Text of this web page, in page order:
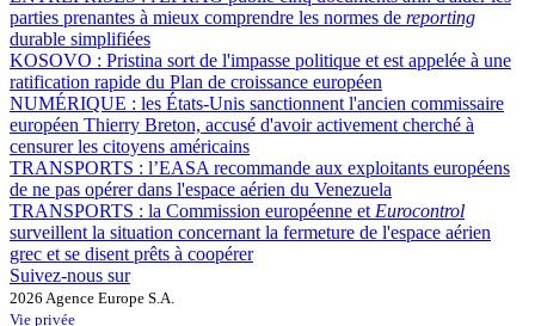
parties prenantes à mieux comprendre les normes de reporting
durable simplifiées
KOSOVO : Pristina sort de l'impasse politique et est appelée à une
ratification rapide du Plan de croissance européen
NUMÉRIQUE : les États-Unis sanctionnent l'ancien commissaire
européen Thierry Breton, accusé d'avoir activement cherché à
censurer les citoyens américains
TRANSPORTS : l’EASA recommande aux exploitants européens
de ne pas opérer dans l'espace aérien du Venezuela
TRANSPORTS : la Commission européenne et Eurocontrol
surveillent la situation concernant la fermeture de l'espace aérien
grec et se disent prêts à coopérer
Suivez-nous sur
2026 Agence Europe S.A.
Vie privée